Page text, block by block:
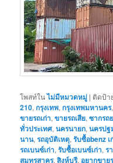
โพสท์ในไม่มีหมวดหมู่ | ติดป้า
210,กรุงเทพ,กรุงเทพมหานคร
ขายรถเก่า,ขายรถเสีย,ซากรถ
ทั่วประเทศ,นครนายก,นครปฐ
นาน,รถอุบัติเหตุ,รับซื้อbenz เ
รถเบนซ์เก่า,รับซื้อเบนซ์เก่า,ร
สมุทรสาคร,สิงห์บุรี, อยากขาย